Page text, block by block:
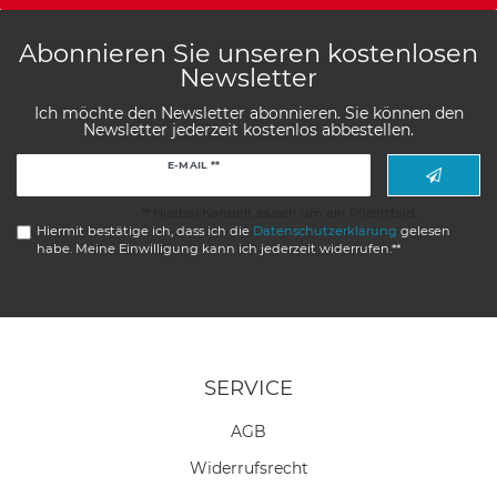
Abonnieren Sie unseren kostenlosen
Newsletter
Ich möchte den Newsletter abonnieren. Sie können den
Newsletter jederzeit kostenlos abbestellen.
E-MAIL **
Hiermit bestätige ich, dass ich die Daten­schutz­erklärung gelesen
habe. Meine Einwilligung kann ich jederzeit widerrufen.**
SERVICE
AGB
Widerrufs­recht